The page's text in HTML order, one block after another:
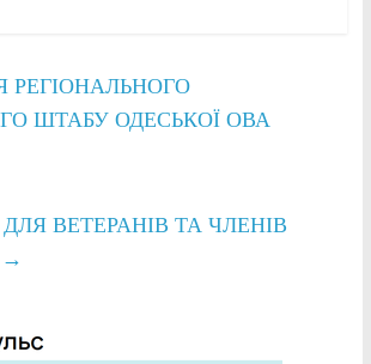
РЕГІОНАЛЬНОГО
ШТАБУ ОДЕСЬКОЇ ОВА
ВЕТЕРАНІВ ТА ЧЛЕНІВ
→